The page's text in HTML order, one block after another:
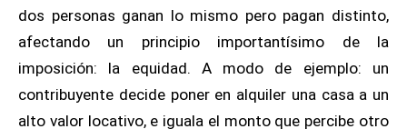
dos personas ganan lo mismo pero pagan distinto,
afectando un principio importantísimo de la
imposición: la equidad. A modo de ejemplo: un
contribuyente decide poner en alquiler una casa a un
alto valor locativo, e iguala el monto que percibe otro